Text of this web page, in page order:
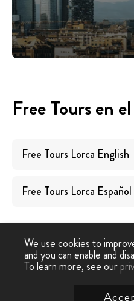
Free Tours en
Free Tours Lorca English
Free Tours Lorca Español
Free Tour › Lorca
We use cookies to
and you can enable and
To learn more, see our